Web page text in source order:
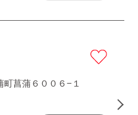
菖蒲６００６−１